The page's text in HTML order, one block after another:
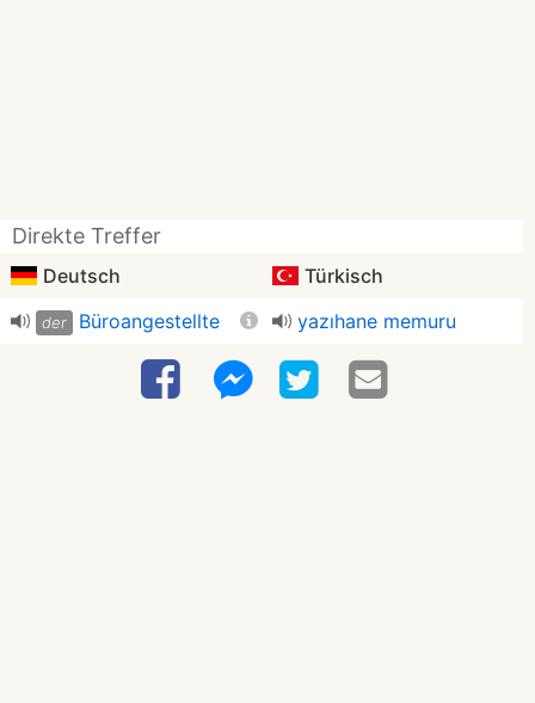
Direkte Treffer
Deutsch Türkisch
der Büroangestellte yazıhane memuru